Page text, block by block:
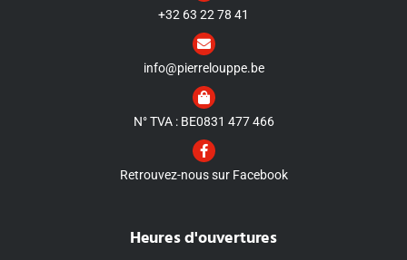
+32 63 22 78 41
info@pierrelouppe.be
N° TVA : BE0831 477 466
Retrouvez-nous sur Facebook
Heures d'ouvertures